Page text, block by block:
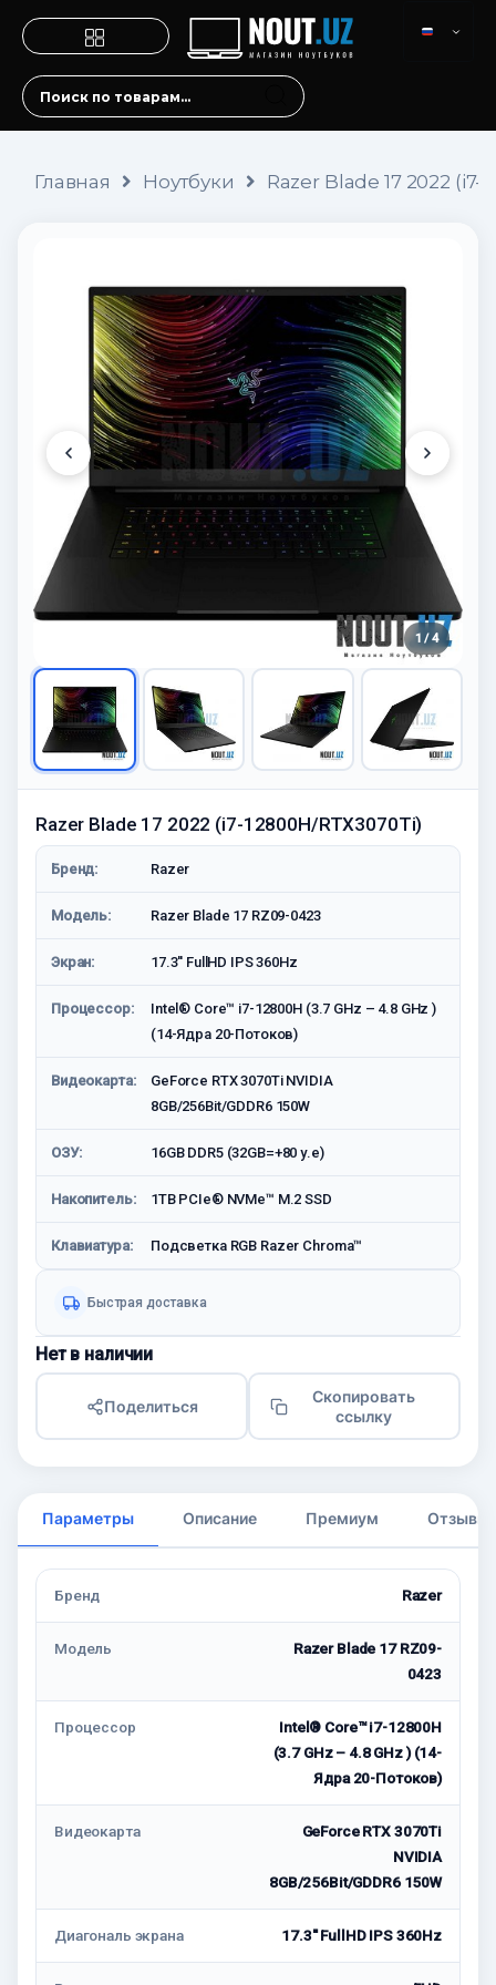
Главная Ноутбуки Razer Blade 17 2022 (i7-
1 / 4
Razer Blade 17 2022 (i7-12800H/RTX3070Ti)
Бренд: Razer
Модель: Razer Blade 17 RZ09-0423
Экран: 17.3'' FullHD IPS 360Hz
Процессор:
Intel® Core™ i7-12800H (3.7 GHz – 4.8 GHz )
(14-Ядра 20-Потоков)
Видеокарта:
GeForce RTX 3070Ti NVIDIA
8GB/256Bit/GDDR6 150W
ОЗУ: 16GB DDR5 (32GB=+80 у.е)
Накопитель: 1TB PCIe® NVMe™ M.2 SSD
Клавиатура: Подсветка RGB Razer Chroma™
Быстрая доставка
Нет в наличии
Поделиться
Скопировать
ссылку
Параметры Описание Премиум Отзывы
Бренд Razer
Модель
Razer Blade 17 RZ09-
0423
Процессор
Intel® Core™ i7-12800H
(3.7 GHz – 4.8 GHz ) (14-
Ядра 20-Потоков)
Видеокарта
GeForce RTX 3070Ti
NVIDIA
8GB/256Bit/GDDR6 150W
Диагональ экрана 17.3'' FullHD IPS 360Hz